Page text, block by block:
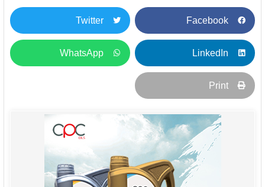
Facebook
Twitter
LinkedIn
WhatsApp
Print